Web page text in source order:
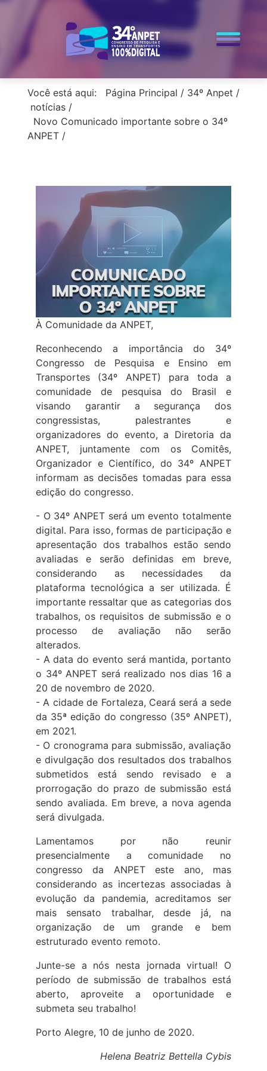
< voltar para a home
Você está aqui: Página Principal / 34º Anpet /
notícias /
Novo Comunicado importante sobre o 34º
ANPET /
À Comunidade da ANPET,
Reconhecendo a importância do 34º
Congresso de Pesquisa e Ensino em
Transportes (34º ANPET) para toda a
comunidade de pesquisa do Brasil e
visando garantir a segurança dos
congressistas, palestrantes e
organizadores do evento, a Diretoria da
ANPET, juntamente com os Comitês,
Organizador e Científico, do 34º ANPET
informam as decisões tomadas para essa
edição do congresso.
- O 34º ANPET será um evento totalmente
digital. Para isso, formas de participação e
apresentação dos trabalhos estão sendo
avaliadas e serão definidas em breve,
considerando as necessidades da
plataforma tecnológica a ser utilizada. É
importante ressaltar que as categorias dos
trabalhos, os requisitos de submissão e o
processo de avaliação não serão
alterados.
- A data do evento será mantida, portanto
o 34º ANPET será realizado nos dias 16 a
20 de novembro de 2020.
- A cidade de Fortaleza, Ceará será a sede
da 35ª edição do congresso (35º ANPET),
em 2021.
- O cronograma para submissão, avaliação
e divulgação dos resultados dos trabalhos
submetidos está sendo revisado e a
prorrogação do prazo de submissão está
sendo avaliada. Em breve, a nova agenda
será divulgada.
Lamentamos por não reunir
presencialmente a comunidade no
congresso da ANPET este ano, mas
considerando as incertezas associadas à
evolução da pandemia, acreditamos ser
mais sensato trabalhar, desde já, na
organização de um grande e bem
estruturado evento remoto.
Junte-se a nós nesta jornada virtual! O
período de submissão de trabalhos está
aberto, aproveite a oportunidade e
submeta seu trabalho!
Porto Alegre, 10 de junho de 2020.
Helena Beatriz Bettella Cybis